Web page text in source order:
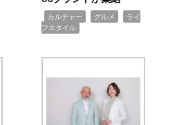
カルチャー グルメ
ライ
フスタイル